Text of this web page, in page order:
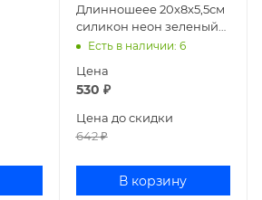
Длинношеее 20x8x5,5см
силикон неон зеленый
7025237
Есть в наличии: 6
Цена
530 ₽
Цена до скидки
642₽
В корзину